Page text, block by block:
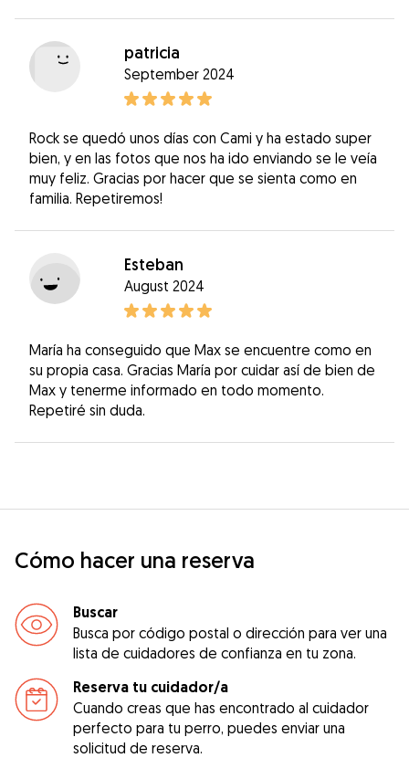
patricia
September 2024
Rock se quedó unos días con Cami y ha estado super
bien, y en las fotos que nos ha ido enviando se le veía
muy feliz. Gracias por hacer que se sienta como en
familia. Repetiremos!
Esteban
August 2024
María ha conseguido que Max se encuentre como en
su propia casa. Gracias María por cuidar así de bien de
Max y tenerme informado en todo momento.
Repetiré sin duda.
Cómo hacer una reserva
Buscar
Busca por código postal o dirección para ver una
lista de cuidadores de confianza en tu zona.
Reserva tu cuidador/a
Cuando creas que has encontrado al cuidador
perfecto para tu perro, puedes enviar una
solicitud de reserva.